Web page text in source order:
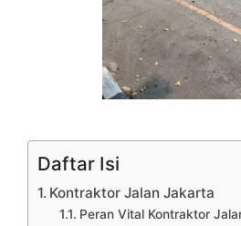
Daftar Isi
Kontraktor Jalan Jakarta
Peran Vital Kontraktor